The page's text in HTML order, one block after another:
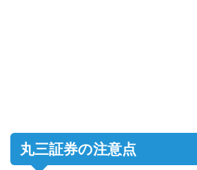
丸三証券の注意点